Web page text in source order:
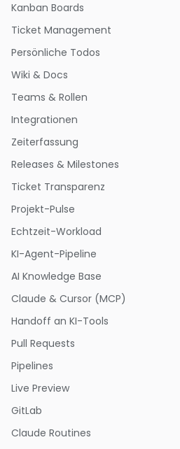
Kanban Boards
Ticket Management
Persönliche Todos
Wiki & Docs
Teams & Rollen
Integrationen
Zeiterfassung
Releases & Milestones
Ticket Transparenz
Projekt-Pulse
Echtzeit-Workload
KI-Agent-Pipeline
AI Knowledge Base
Claude & Cursor (MCP)
Handoff an KI-Tools
Pull Requests
Pipelines
Live Preview
GitLab
Claude Routines